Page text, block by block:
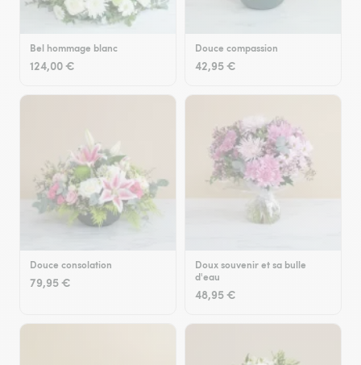
Bel hommage blanc
124,00 €
Douce compassion
42,95 €
Douce consolation
79,95 €
Doux souvenir et sa bulle
d'eau
48,95 €